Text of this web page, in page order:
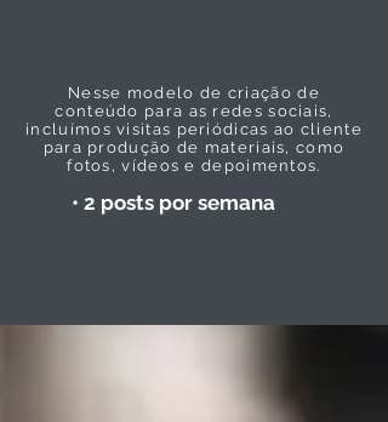
Nesse modelo de criação de
conteúdo para as redes sociais,
incluímos visitas periódicas ao cliente
para produção de materiais, como
fotos, vídeos e depoimentos.
• 2 posts por semana